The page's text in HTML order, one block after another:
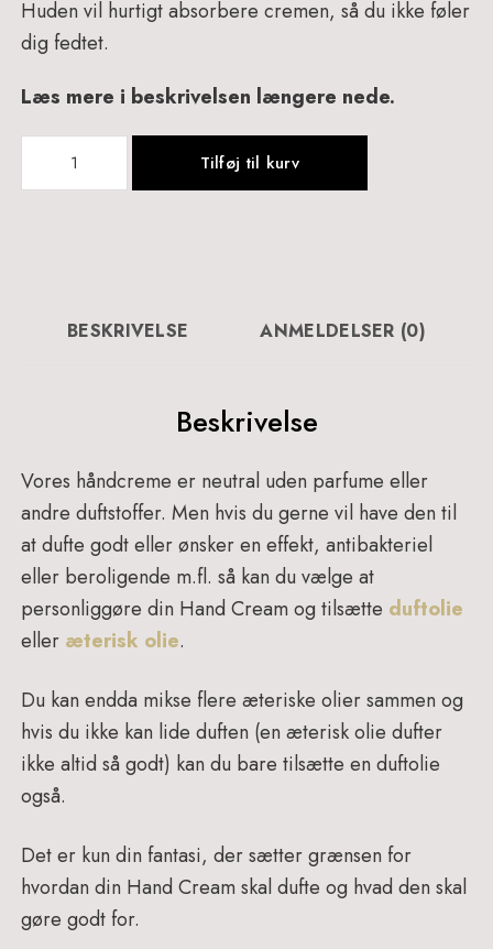
Huden vil hurtigt absorbere cremen, så du ikke føler
dig fedtet.
Læs mere i beskrivelsen længere nede.
Tilføj til kurv
BESKRIVELSE ANMELDELSER (0)
Beskrivelse
Vores håndcreme er neutral uden parfume eller
andre duftstoffer. Men hvis du gerne vil have den til
at dufte godt eller ønsker en effekt, antibakteriel
eller beroligende m.fl. så kan du vælge at
personliggøre din Hand Cream og tilsætte duftolie
eller æterisk olie.
Du kan endda mikse flere æteriske olier sammen og
hvis du ikke kan lide duften (en æterisk olie dufter
ikke altid så godt) kan du bare tilsætte en duftolie
også.
Det er kun din fantasi, der sætter grænsen for
hvordan din Hand Cream skal dufte og hvad den skal
gøre godt for.